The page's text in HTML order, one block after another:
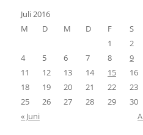
Juli 2016
M
D M D F S
1
2
4
5 6 7 8 9
11
12 13 14 15 16
18
19 20 21 22 23
25
26 27 28 29 30
« Juni